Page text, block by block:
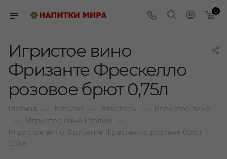
0
Игристое вино
Фризанте Фрескелло
розовое брют 0,75л
Главная Каталог Алкоголь Игристое вино
Игристое вино Италии
Игристое вино Фризанте Фрескелло розовое брют
0,75л